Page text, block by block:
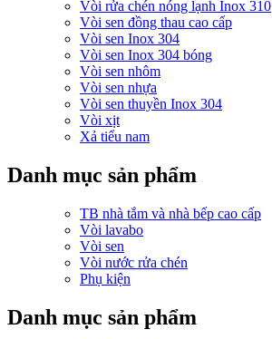
Vòi rửa chén nóng lạnh Inox 310
Vòi sen đồng thau cao cấp
Vòi sen Inox 304
Vòi sen Inox 304 bóng
Vòi sen nhôm
Vòi sen nhựa
Vòi sen thuyền Inox 304
Vòi xịt
Xả tiểu nam
Danh mục sản phẩm
TB nhà tắm và nhà bếp cao cấp
Vòi lavabo
Vòi sen
Vòi nước rửa chén
Phụ kiện
Danh mục sản phẩm